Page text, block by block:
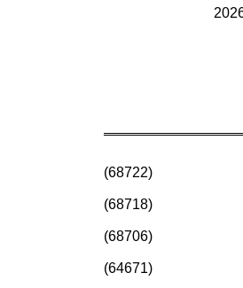
(68722)
(68718)
(68706)
(64671)